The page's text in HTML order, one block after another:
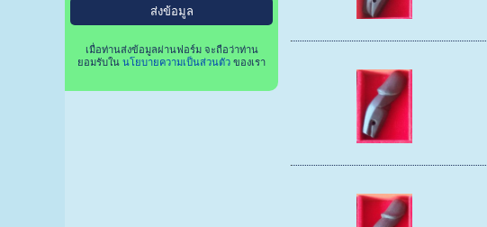
เมื่อท่านส่งข้อมูลผ่านฟอร์ม จะถือว่าท่าน
ยอมรับใน นโยบายความเป็นส่วนตัวของเรา